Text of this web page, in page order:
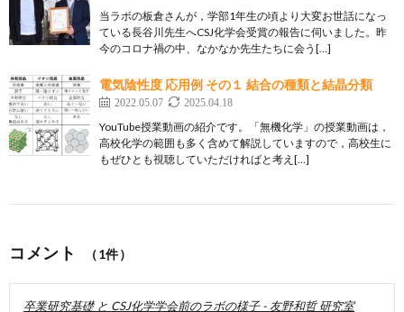
当ラボの板倉さんが，学部1年生の頃より大変お世話になっ
ている長谷川先生へCSJ化学会受賞の報告に伺いました。昨
今のコロナ禍の中、なかなか先生たちに会う[…]
電気陰性度 応用例 その１ 結合の種類と結晶分類
2022.05.07 2025.04.18
YouTube授業動画の紹介です。「無機化学」の授業動画は，
高校化学の範囲も多く含めて解説していますので，高校生に
もぜひとも視聴していただければと考え[…]
コメント （1件）
卒業研究基礎 と CSJ化学学会前のラボの様子 - 友野和哲 研究室